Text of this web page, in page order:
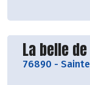
Découvrir
La belle
76890 -